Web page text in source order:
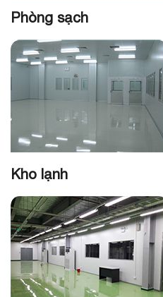
KOREA PANEL GIỚI THIỆU
BÔNG SỢI THỦY TINH
KP PANEL HD LẮP GHÉP
KP HD LẮP GHÉP PANEL
GIỚI THIỆU KP PANEL BẰNG
QUY TRÌNH ĐỐT MẪU TẠI
KP HD LẮP GHÉP PANEL
KP HD LẮP GHÉP PANEL
Phòng sạch
Kho lạnh